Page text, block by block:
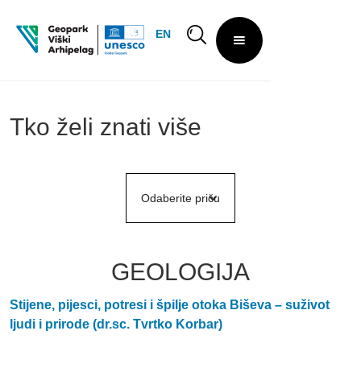
EN
Tko želi znati više
Odaberite priču
GEOLOGIJA
Stijene, pijesci, potresi i špilje otoka Biševa – suživot
ljudi i prirode (dr.sc. Tvrtko Korbar)